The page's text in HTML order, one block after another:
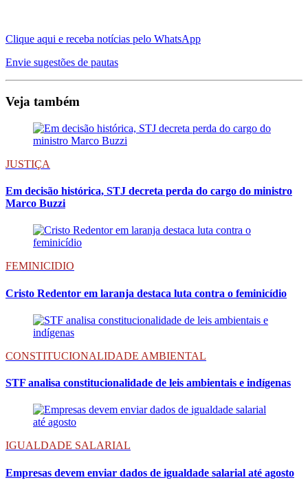
Clique aqui e receba notícias pelo WhatsApp
Envie sugestões de pautas
Veja também
JUSTIÇA
Em decisão histórica, STJ decreta perda do cargo do ministro
Marco Buzzi
FEMINICIDIO
Cristo Redentor em laranja destaca luta contra o feminicídio
CONSTITUCIONALIDADE AMBIENTAL
STF analisa constitucionalidade de leis ambientais e indígenas
IGUALDADE SALARIAL
Empresas devem enviar dados de igualdade salarial até agosto